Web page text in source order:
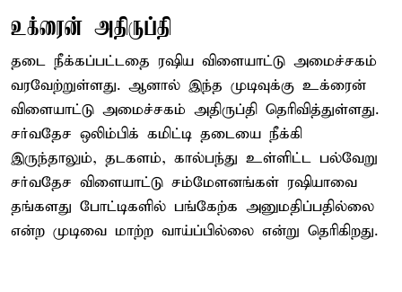
உக்ரைன் அதிருப்தி
தடை நீக்கப்பட்டதை ரஷிய விளையாட்டு அமைச்சகம்
வரவேற்றுள்ளது. ஆனால் இந்த முடிவுக்கு உக்ரைன்
விளையாட்டு அமைச்சகம் அதிருப்தி தெரிவித்துள்ளது.
சர்வதேச ஒலிம்பிக் கமிட்டி தடையை நீக்கி
இருந்தாலும், தடகளம், கால்பந்து உள்ளிட்ட பல்வேறு
சர்வதேச விளையாட்டு சம்மேளனங்கள் ரஷியாவை
தங்களது போட்டிகளில் பங்கேற்க அனுமதிப்பதில்லை
என்ற முடிவை மாற்ற வாய்ப்பில்லை என்று தெரிகிறது.